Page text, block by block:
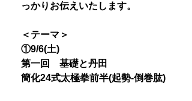
っかりお伝えいたします。
＜テーマ＞
①9/6(土)
第一回 基礎と丹田
簡化24式太極拳前半(起勢-倒巻肱)